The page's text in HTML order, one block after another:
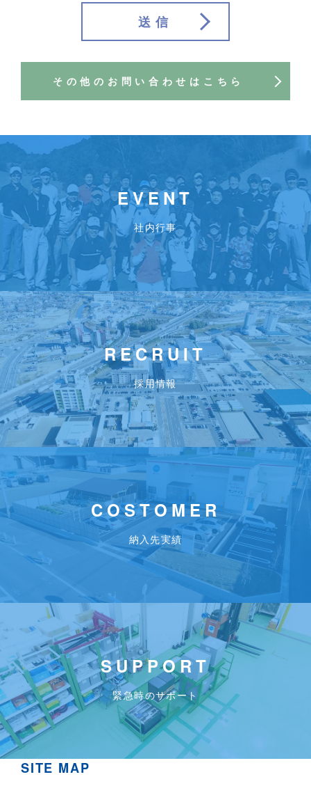
送信
その他のお問い合わせはこちら
EVENT
社内行事
RECRUIT
採用情報
COSTOMER
納入先実績
SUPPORT
緊急時のサポート
SITE MAP